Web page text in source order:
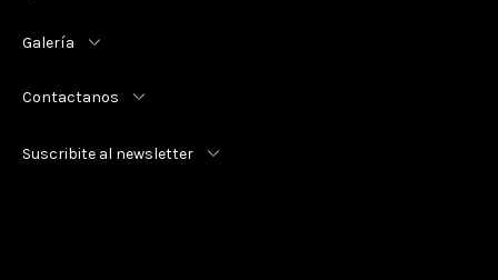
Galería
Contactanos
Suscribite al newsletter